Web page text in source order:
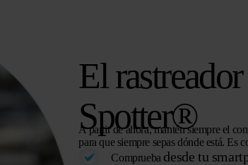
El
Spotter®
A partir de ahora, mantén siempre el
para que siempre sepas dónde está.
Comprueba desde tu